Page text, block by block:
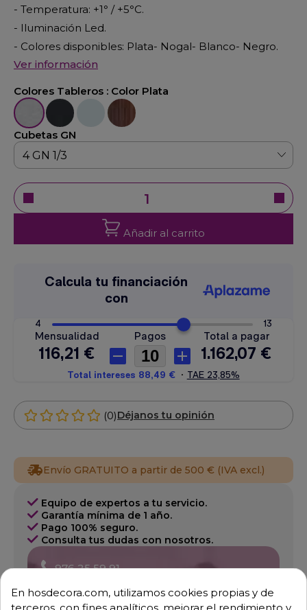
- Temperatura: +1° / +5°C.
- Iluminación Led.
- Colores disponibles: Plata- Nogal- Blanco- Negro.
Ver información
Colores Tableros : Color Plata
Color PlataColor NegroColor Blanco
Color Nogal
Cubetas GN
Añadir al carrito
(0)Déjanos tu opinión
Envío GRATUITO a partir de 500 € (IVA excl.)
Equipo de expertos a tu servicio.
Garantía mínima de 1 año.
Pago 100% seguro.
Consulta tus dudas con nosotros.
976 25 59 91
Hablemos
En hosdecora.com, utilizamos cookies propias y de
terceros, con fines analíticos, mejorar el rendimiento y